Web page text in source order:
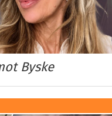
Byske